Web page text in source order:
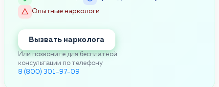
Опытные наркологи
Вызвать нарколога
Или позвоните для бесплатной
консультации по телефону
8 (800) 301-97-09